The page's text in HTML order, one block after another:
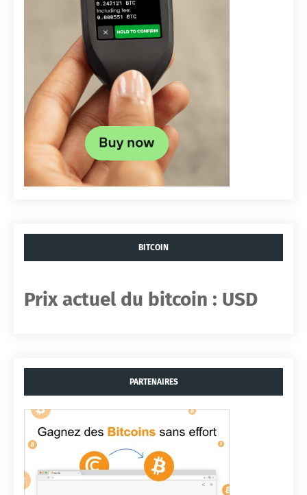
BITCOIN
Prix ​​actuel du bitcoin : USD
PARTENAIRES